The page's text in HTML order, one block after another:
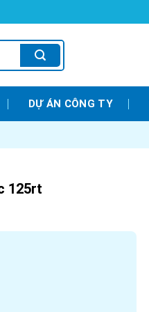
DỰ ÁN CÔNG TY
125rt